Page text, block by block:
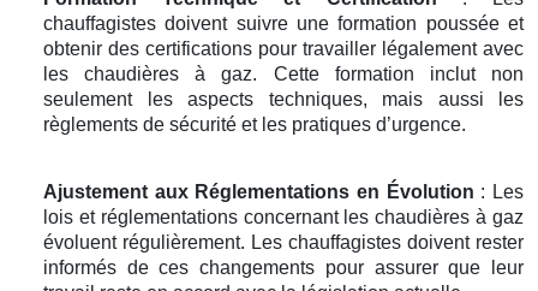
chauffagistes doivent suivre une formation poussée et
obtenir des certifications pour travailler légalement avec
les chaudières à gaz. Cette formation inclut non
seulement les aspects techniques, mais aussi les
règlements de sécurité et les pratiques d’urgence.
Ajustement aux Réglementations en Évolution : Les
lois et réglementations concernant les chaudières à gaz
évoluent régulièrement. Les chauffagistes doivent rester
informés de ces changements pour assurer que leur